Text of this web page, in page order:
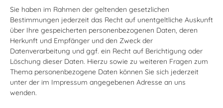
Sie haben im Rahmen der geltenden gesetzlichen
Bestimmungen jederzeit das Recht auf unentgeltliche Auskunft
über Ihre gespeicherten personenbezogenen Daten, deren
Herkunft und Empfänger und den Zweck der
Datenverarbeitung und ggf. ein Recht auf Berichtigung oder
Löschung dieser Daten. Hierzu sowie zu weiteren Fragen zum
Thema personenbezogene Daten können Sie sich jederzeit
unter der im Impressum angegebenen Adresse an uns
wenden.